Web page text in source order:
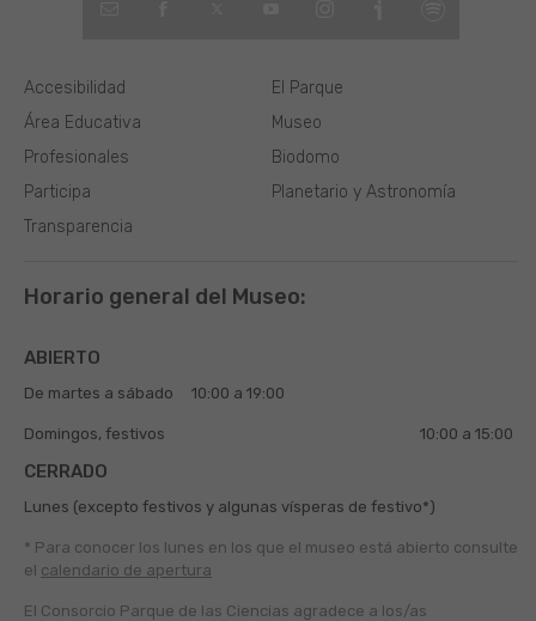
El Parque
Museo
Biodomo
Planetario y Astronomía
Área Educativa
Profesionales
Participa
Transparencia
Accesibilidad
Horario general del Museo:
ABIERTO
De martes a sábado 10:00 a 19:00
Domingos, festivos 10:00 a 15:00
CERRADO
Lunes (excepto festivos y algunas vísperas de festivo*)
* Para conocer los lunes en los que el museo está abierto consulte
el calendario de apertura
El Consorcio Parque de las Ciencias agradece a los/as